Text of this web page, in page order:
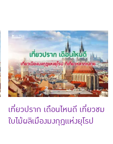
เที่ยวปราก เดือนไหนดี เที่ยวชม
ใบไม้ผลิเมืองมงกุฎแห่งยุโรป